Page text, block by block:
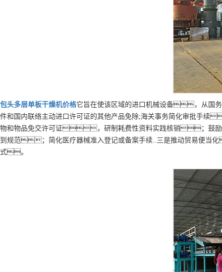
包头多层单板干燥机价格它旨在使该区域的进口机械设备，从国
件和国内联络主动进口许可证的其他产品免除;海关事务简化审批
物和物品免交许可证，研制耗费性资料实践核销；鼓
到规范；简化医疗器械准入登记或备案手续..三是推动贸易便当
式。